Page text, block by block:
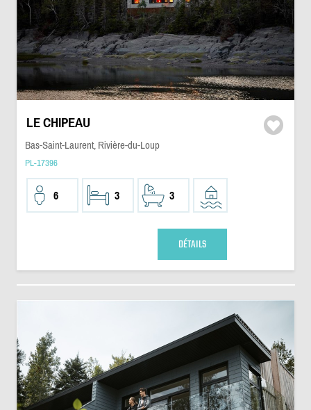
LE CHIPEAU
Bas-Saint-Laurent, Rivière-du-Loup
PL-17396
6 3 3
DÉTAILS